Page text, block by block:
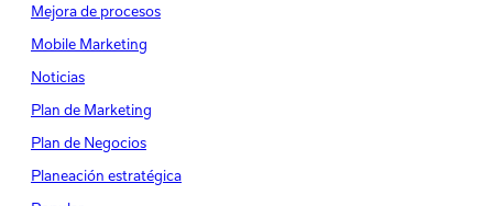
Mejora de procesos
Mobile Marketing
Noticias
Plan de Marketing
Plan de Negocios
Planeación estratégica